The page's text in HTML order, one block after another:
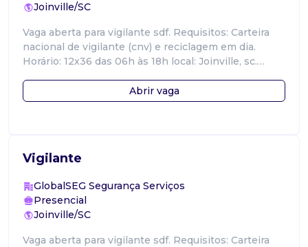
Joinville/SC
Vaga aberta para vigilante sdf. Requisitos: Carteira
nacional de vigilante (cnv) e reciclagem em dia.
Horário: 12x36 das 06h às 18h local: Joinville, sc.
Abrir vaga
Vigilante
GlobalSEG Segurança Serviços
Presencial
Joinville/SC
Vaga aberta para vigilante sdf. Requisitos: Carteira